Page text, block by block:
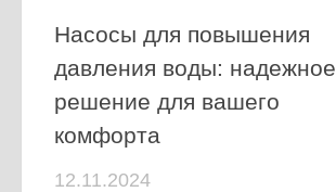
Насосы для повышения
давления воды: надежное
решение для вашего
комфорта
12.11.2024